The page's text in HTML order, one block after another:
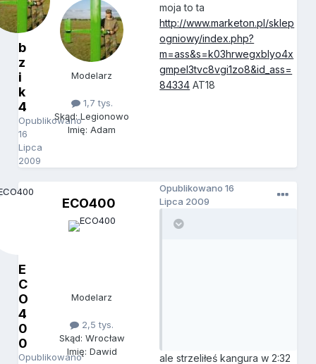
b
z
i
k
4
Opublikowano
16
Lipca
2009
Modelarz
1,7 tys.
Skąd: Legionowo
Imię: Adam
moja to ta
http://www.marketon.pl/sklep
ogniowy/index.php?
m=ass&s=k03hrwegxblyo4x
gmpel3tvc8vgi1zo8&id_ass=
84334 AT18
E
C
O
4
0
0
Opublikowano
ECO400
Modelarz
2,5 tys.
Skąd: Wrocław
Imię: Dawid
Opublikowano16
Lipca 2009
ale strzeliłeś kangura w 2:32